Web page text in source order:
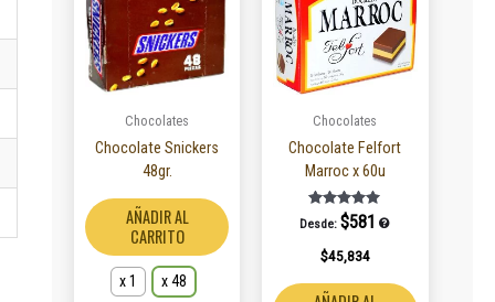
Chocolates
Chocolate Snickers
48gr.
AÑADIR AL
CARRITO
múltiples
variantes.
página
x 1 x 48
Chocolates
Chocolate Felfort
Marroc x 60u
Valorado en
5.00
Desde:$581
$45,834